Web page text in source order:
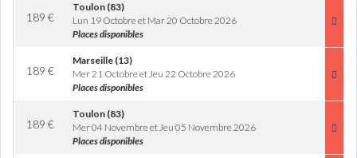
189 €
Toulon (83)
Lun 19 Octobre et Mar 20 Octobre 2026
Places disponibles
189 €
Marseille (13)
Mer 21 Octobre et Jeu 22 Octobre 2026
Places disponibles
189 €
Toulon (83)
Mer 04 Novembre et Jeu 05 Novembre 2026
Places disponibles